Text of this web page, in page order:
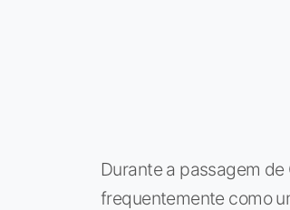
Durante a passagem
frequentemente como